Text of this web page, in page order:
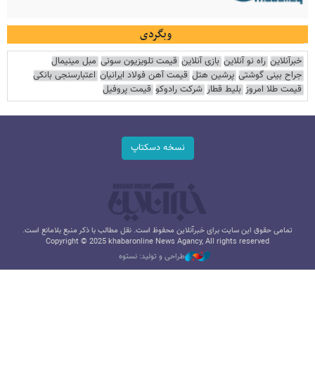
وبگردی
خبرآنلاین راه نو آنلاین بازی آنلاین قیمت تلویزیون سونی مبل مینیمال
جراح بینی گوشتی پرشین هتل قیمت آهن فولاد ایرانیان اعتبارسنجی بانکی
قیمت طلا امروز بلیط قطار شرکت رادوکو قیمت پروفیل
نسخه دسکتاپ
تمامی حقوق این سایت برای خبرآنلاین محفوظ است. نقل مطالب با ذکر منبع بلامانع است.
Copyright © 2025 khabaronline News Agancy, All rights reserved
طراحی و تولید: نستوه